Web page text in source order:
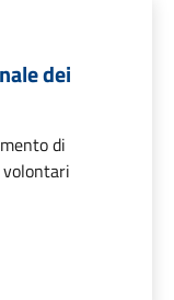
dei
di
volontari